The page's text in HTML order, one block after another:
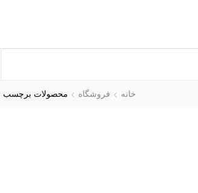
خانه فروشگاه محصولات برچسب